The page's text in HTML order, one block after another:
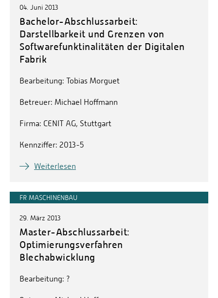
04. Juni 2013
Bachelor-Abschlussarbeit:
Darstellbarkeit und Grenzen von
Softwarefunktinalitäten der Digitalen
Fabrik
Bearbeitung: Tobias Morguet
Betreuer: Michael Hoffmann
Firma: CENIT AG, Stuttgart
Kennziffer: 2013-5
Weiterlesen
FR MASCHINENBAU
29. März 2013
Master-Abschlussarbeit:
Optimierungsverfahren
Blechabwicklung
Bearbeitung: ?